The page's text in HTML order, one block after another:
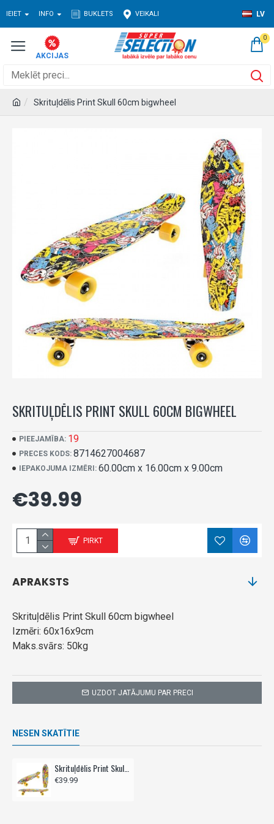
IEIET INFO BUKLETS VEIKALI LV
0
Skrituļdēlis Print Skull 60cm bigwheel
SKRITUĻDĒLIS PRINT SKULL 60CM BIGWHEEL
PIEEJAMĪBA: 19
PRECES KODS: 8714627004687
IEPAKOJUMA IZMĒRI: 60.00cm x 16.00cm x 9.00cm
€39.99
PIRKT
UZDOT JATĀJUMU PAR PRECI
APRAKSTS
Skrituļdēlis Print Skull 60cm bigwheel
Izmēri: 60x16x9cm
Maks.svārs: 50kg
NESEN SKATĪTIE
Skrituļdēlis Print Skull 60cm bigwheel
€39.99